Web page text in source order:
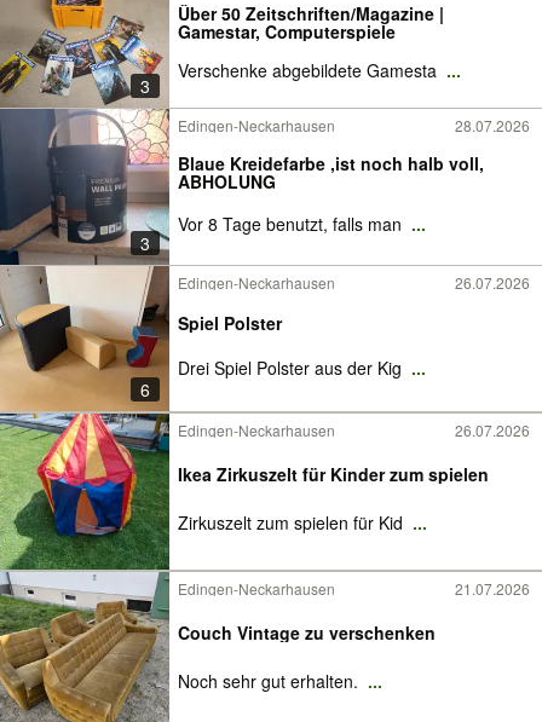
3
Über 50 Zeitschriften/Magazine |
Gamestar, Computerspiele
Verschenke abgebildete Gamesta ...
3
Edingen-Neckarhausen 28.07.2026
Blaue Kreidefarbe ,ist noch halb voll,
ABHOLUNG
Vor 8 Tage benutzt, falls man ...
6
Edingen-Neckarhausen 26.07.2026
Spiel Polster
Drei Spiel Polster aus der Kig ...
Edingen-Neckarhausen 26.07.2026
Ikea Zirkuszelt für Kinder zum spielen
Zirkuszelt zum spielen für Kid ...
Edingen-Neckarhausen 21.07.2026
Couch Vintage zu verschenken
Noch sehr gut erhalten. ...